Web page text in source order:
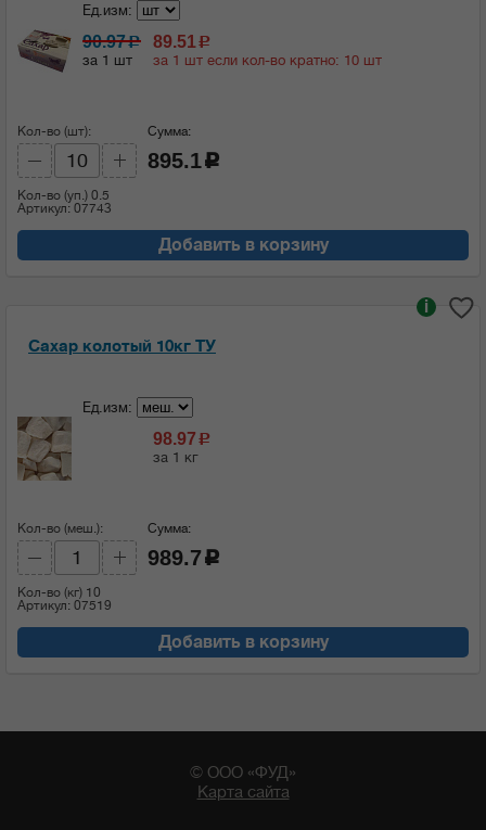
Ед.изм:
90.97c
за 1 шт
89.51c
за 1 шт если кол-во кратно: 10 шт
Кол-во (шт):
Кол-во (уп.) 0.5
Артикул: 07743
Сумма:
895.1 c
Добавить в корзину
Сахар колотый 10кг ТУ
i
Ед.изм:
98.97 c
за 1 кг
Кол-во (меш.):
Кол-во (кг) 10
Артикул: 07519
Сумма:
989.7 c
Добавить в корзину
© ООО «ФУД»
Карта сайта